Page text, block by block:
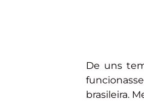
De uns
brasileira.